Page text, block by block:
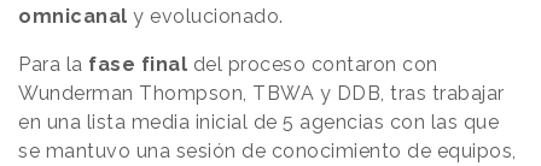
omnicanal y evolucionado.
Para la fase final del proceso contaron con
Wunderman Thompson, TBWA y DDB, tras trabajar
en una lista media inicial de 5 agencias con las que
se mantuvo una sesión de conocimiento de equipos,